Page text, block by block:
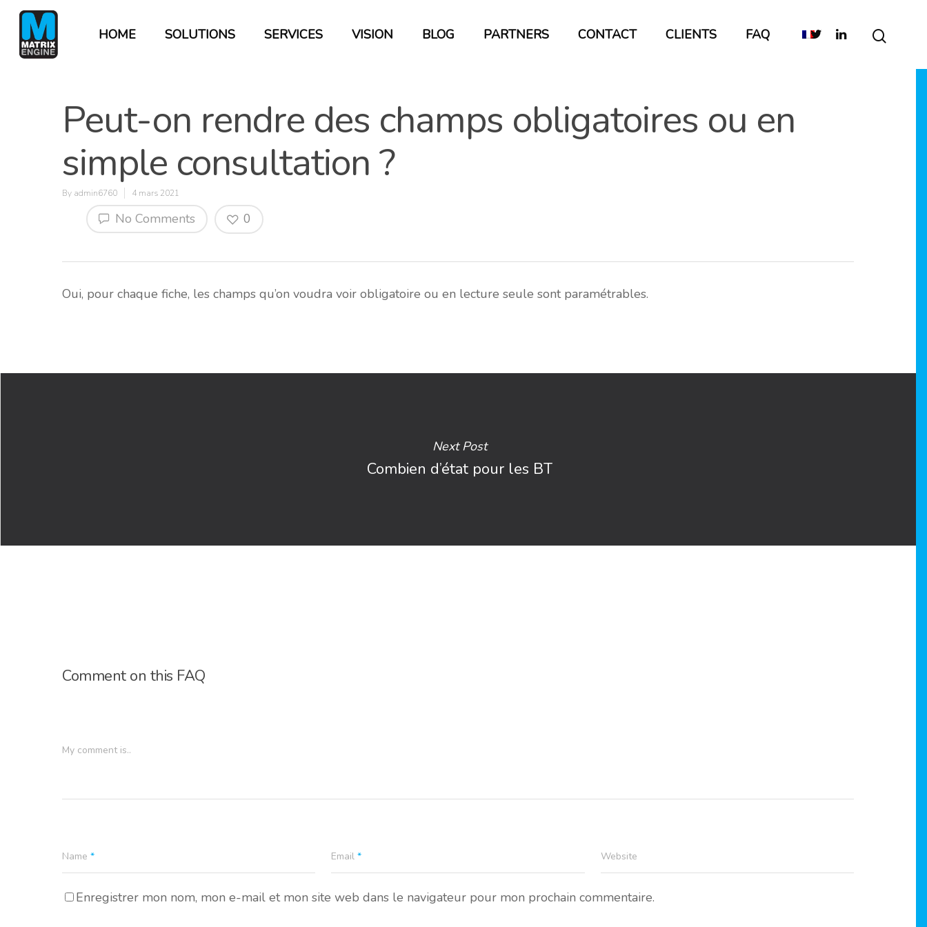
Hit enter to search or ESC to close
HOME SOLUTIONS SERVICES VISION BLOG PARTNERS CONTACT CLIENTS FAQ
Peut-on rendre des champs obligatoires ou en
simple consultation ?
By admin6760 4 mars 2021
No Comments 0
Oui, pour chaque fiche, les champs qu’on voudra voir obligatoire ou en lecture seule sont paramétrables.
Next Post
Combien d’état pour les BT
Comment on this FAQ
My comment is..
Name * Email* Website
Enregistrer mon nom, mon e-mail et mon site web dans le navigateur pour mon prochain commentaire.